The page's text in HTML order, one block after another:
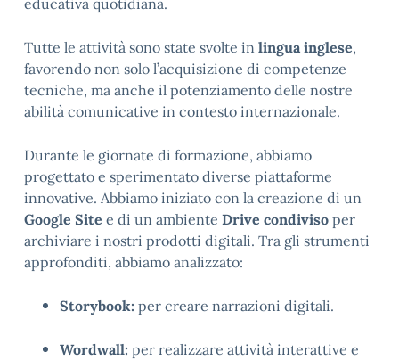
educativa quotidiana.
Tutte le attività sono state svolte in lingua inglese,
favorendo non solo l’acquisizione di competenze
tecniche, ma anche il potenziamento delle nostre
abilità comunicative in contesto internazionale.
Durante le giornate di formazione, abbiamo
progettato e sperimentato diverse piattaforme
innovative. Abbiamo iniziato con la creazione di un
Google Site e di un ambiente Drive condiviso per
archiviare i nostri prodotti digitali. Tra gli strumenti
approfonditi, abbiamo analizzato:
Storybook: per creare narrazioni digitali.
Wordwall: per realizzare attività interattive e